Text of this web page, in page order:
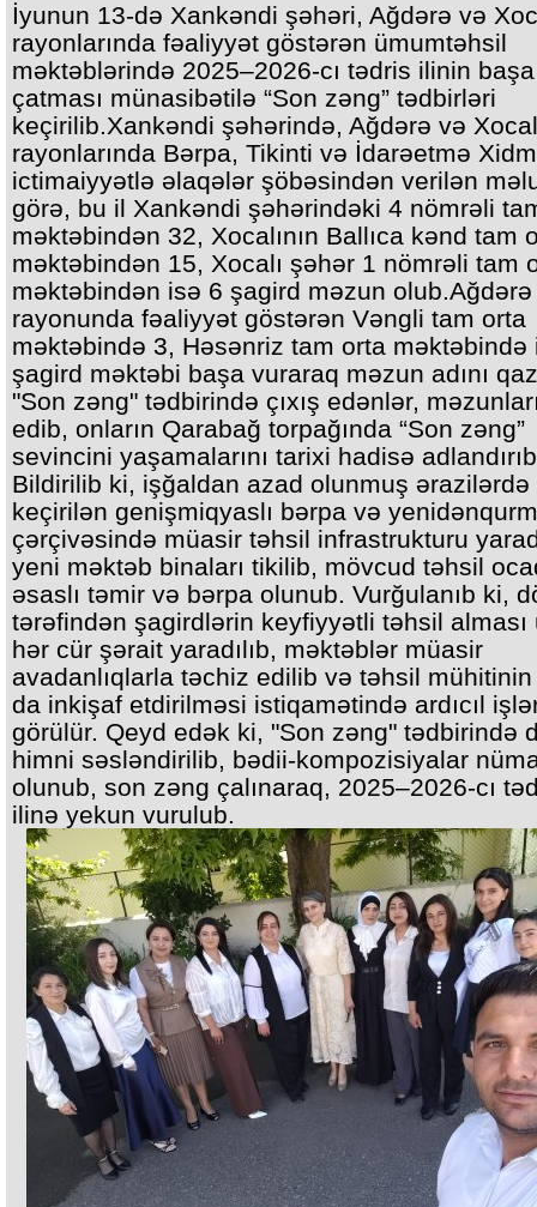
İyunun 13-də Xankəndi şəhəri, Ağdərə və
rayonlarında fəaliyyət göstərən ümumtəhsil
məktəblərində 2025–2026-cı tədris ilinin başa
çatması münasibətilə “Son zəng” tədbirləri
keçirilib.Xankəndi şəhərində, Ağdərə və
rayonlarında Bərpa, Tikinti və İdarəetmə
ictimaiyyətlə əlaqələr şöbəsindən verilən
görə, bu il Xankəndi şəhərindəki 4 nömrəli
məktəbindən 32, Xocalının Ballıca kənd tam
məktəbindən 15, Xocalı şəhər 1 nömrəli tam
məktəbindən isə 6 şagird məzun olub.Ağdərə
rayonunda fəaliyyət göstərən Vəngli tam orta
məktəbində 3, Həsənriz tam orta məktəbində
şagird məktəbi başa vuraraq məzun adını
"Son zəng" tədbirində çıxış edənlər,
edib, onların Qarabağ torpağında “Son zəng”
sevincini yaşamalarını tarixi hadisə
Bildirilib ki, işğaldan azad olunmuş ərazilərdə
keçirilən genişmiqyaslı bərpa və
çərçivəsində müasir təhsil infrastrukturu
yeni məktəb binaları tikilib, mövcud təhsil
əsaslı təmir və bərpa olunub. Vurğulanıb ki,
tərəfindən şagirdlərin keyfiyyətli təhsil alması
hər cür şərait yaradılıb, məktəblər müasir
avadanlıqlarla təchiz edilib və təhsil
da inkişaf etdirilməsi istiqamətində ardıcıl
görülür. Qeyd edək ki, "Son zəng" tədbirində
himni səsləndirilib, bədii-kompozisiyalar
olunub, son zəng çalınaraq, 2025–2026-cı
ilinə yekun vurulub.